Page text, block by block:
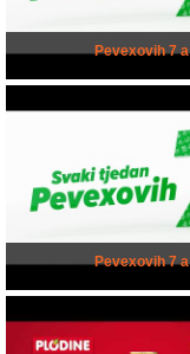
Pevexovih 7 a
Pevexovih 7 a